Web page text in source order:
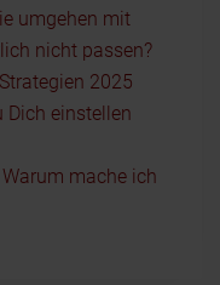
umgehen mit
nicht passen?
2025
Dich einstellen
mache ich